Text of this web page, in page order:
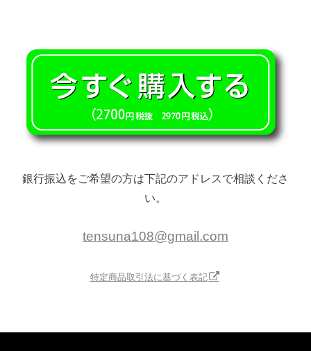
銀行振込をご希望の方は下記のアドレスで相談くださ
い。
tensuna108@gmail.com
特定商品取引法に基づく表記